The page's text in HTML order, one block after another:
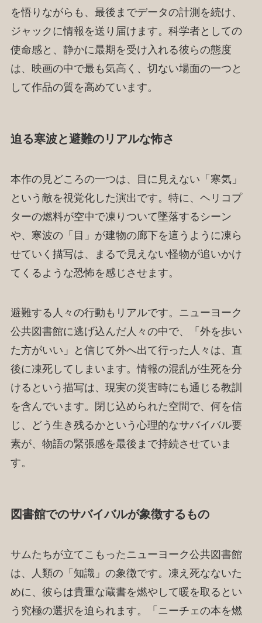
を悟りながらも、最後までデータの計測を続け、
ジャックに情報を送り届けます。科学者としての
使命感と、静かに最期を受け入れる彼らの態度
は、映画の中で最も気高く、切ない場面の一つと
して作品の質を高めています。
迫る寒波と避難のリアルな怖さ
本作の見どころの一つは、目に見えない「寒気」
という敵を視覚化した演出です。特に、ヘリコプ
ターの燃料が空中で凍りついて墜落するシーン
や、寒波の「目」が建物の廊下を這うように凍ら
せていく描写は、まるで見えない怪物が追いかけ
てくるような恐怖を感じさせます。
避難する人々の行動もリアルです。ニューヨーク
公共図書館に逃げ込んだ人々の中で、「外を歩い
た方がいい」と信じて外へ出て行った人々は、直
後に凍死してしまいます。情報の混乱が生死を分
けるという描写は、現実の災害時にも通じる教訓
を含んでいます。閉じ込められた空間で、何を信
じ、どう生き残るかという心理的なサバイバル要
素が、物語の緊張感を最後まで持続させていま
す。
図書館でのサバイバルが象徴するもの
サムたちが立てこもったニューヨーク公共図書館
は、人類の「知識」の象徴です。凍え死なないた
めに、彼らは貴重な蔵書を燃やして暖を取るとい
う究極の選択を迫られます。「ニーチェの本を燃